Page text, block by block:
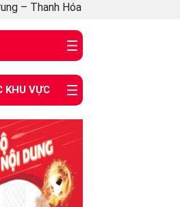
– Thanh Hóa
KHU VỰC